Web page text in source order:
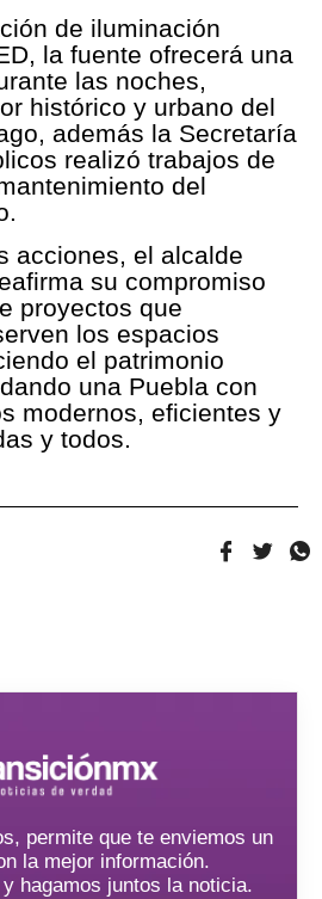
de iluminación
la fuente ofrecerá una
las noches,
histórico y urbano del
además la Secretaría
realizó trabajos de
del
acciones, el alcalde
su compromiso
proyectos que
los espacios
el patrimonio
una Puebla con
modernos, eficientes y
y todos.
permite que te enviemos un
la mejor información.
y hagamos juntos la noticia.